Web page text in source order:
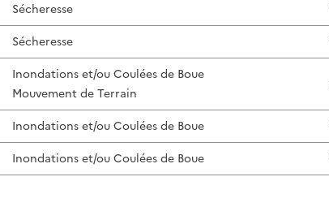
Sécheresse
Sécheresse
Inondations et/ou Coulées de Boue
Mouvement de Terrain
Inondations et/ou Coulées de Boue
Inondations et/ou Coulées de Boue